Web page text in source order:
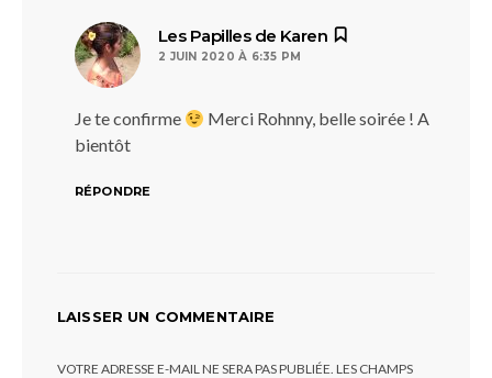
Les Papilles de Karen
2 JUIN 2020 À 6:35 PM
Je te confirme
Merci Rohnny, belle soirée ! A
bientôt
RÉPONDRE
LAISSER UN COMMENTAIRE
VOTRE ADRESSE E-MAIL NE SERA PAS PUBLIÉE. LES CHAMPS